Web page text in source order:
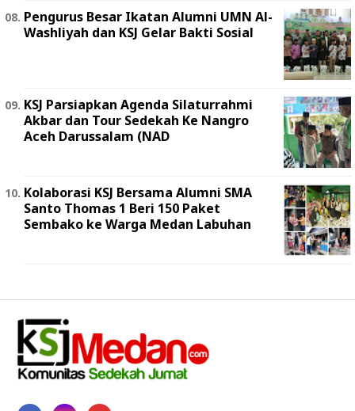
Pengurus Besar Ikatan Alumni UMN Al-
Washliyah dan KSJ Gelar Bakti Sosial
KSJ Parsiapkan Agenda Silaturrahmi
Akbar dan Tour Sedekah Ke Nangro
Aceh Darussalam (NAD
Kolaborasi KSJ Bersama Alumni SMA
Santo Thomas 1 Beri 150 Paket
Sembako ke Warga Medan Labuhan